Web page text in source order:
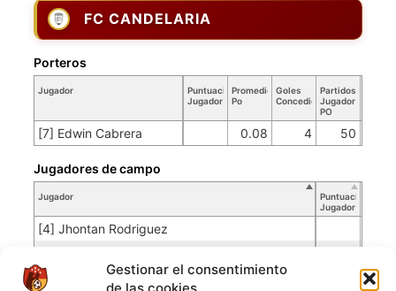
Gestionar el consentimiento
de las cookies
FC CANDELARIA
Jugador
Puntuación
Jugador
Promedio
Po
Goles
Concedidos
Partidos
Jugador
PO
[7] Edwin Cabrera 0.08 4 50
Porteros
Jugador
Puntuación
Jugador
[4] Jhontan Rodriguez
[11] Oscar Ariel Castro
Jugadores de campo